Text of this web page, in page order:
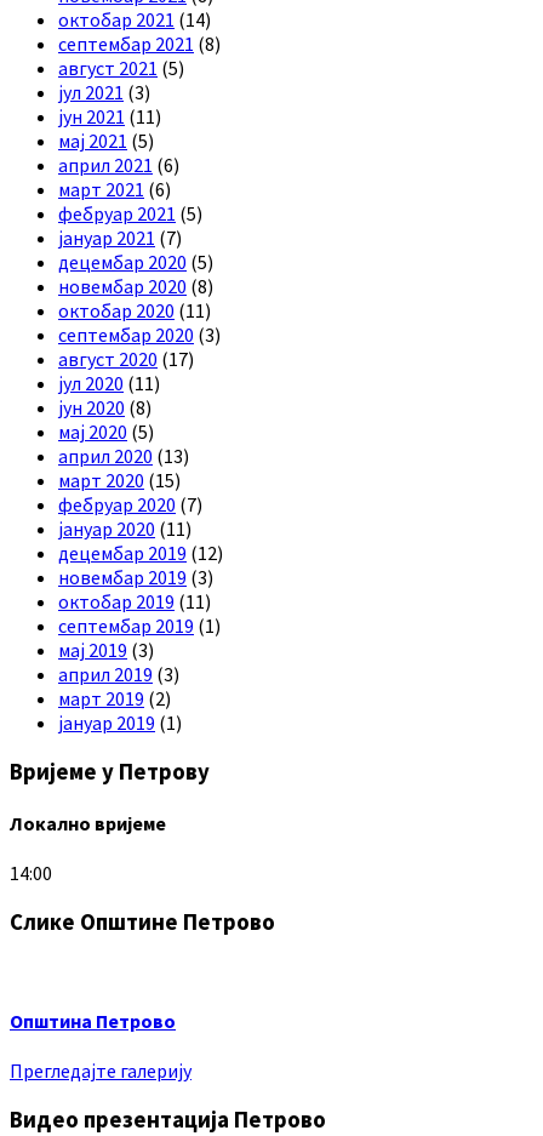
октобар 2021 (14)
септембар 2021 (8)
август 2021 (5)
јул 2021 (3)
јун 2021 (11)
мај 2021 (5)
април 2021 (6)
март 2021 (6)
фебруар 2021 (5)
јануар 2021 (7)
децембар 2020 (5)
новембар 2020 (8)
октобар 2020 (11)
септембар 2020 (3)
август 2020 (17)
јул 2020 (11)
јун 2020 (8)
мај 2020 (5)
април 2020 (13)
март 2020 (15)
фебруар 2020 (7)
јануар 2020 (11)
децембар 2019 (12)
новембар 2019 (3)
октобар 2019 (11)
септембар 2019 (1)
мај 2019 (3)
април 2019 (3)
март 2019 (2)
јануар 2019 (1)
Вријеме у Петрову
Локално вријеме
14:00
Слике Општине Петрово
Општина Петрово
Прегледајте галерију
Видео презентација Петрово